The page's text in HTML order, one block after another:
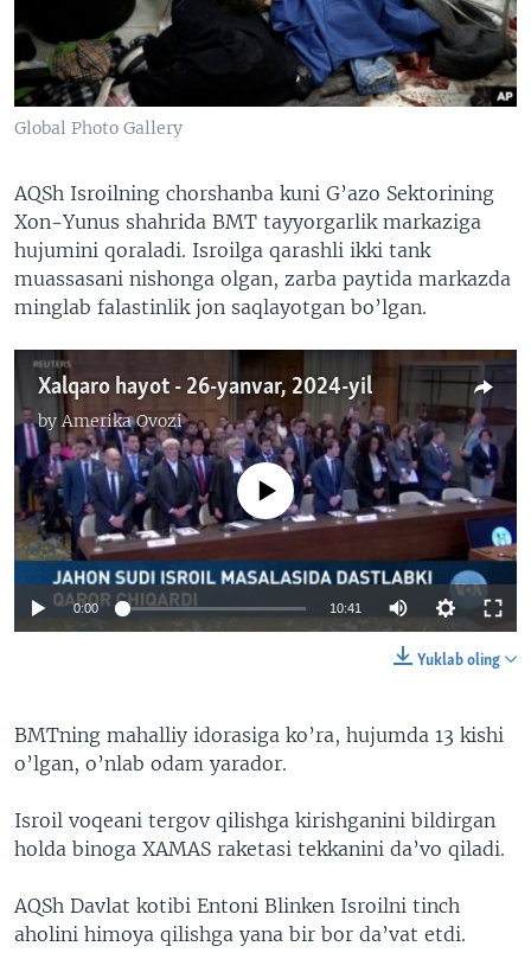
XABARLAR SURATLARDA
ODNOKLASSNIKI
TELEGRAM
TWITTER
Global Photo Gallery
AQSh Isroilning chorshanba kuni G’azo Sektorining
Xon-Yunus shahrida BMT tayyorgarlik markaziga
hujumini qoraladi. Isroilga qarashli ikki tank
muassasani nishonga olgan, zarba paytida markazda
minglab falastinlik jon saqlayotgan bo’lgan.
Xalqaro hayot - 26-yanvar, 2024-yil
by Amerika Ovozi
No media source currently available
0:00 10:41
Yuklab oling
BMTning mahalliy idorasiga ko’ra, hujumda 13 kishi
o’lgan, o’nlab odam yarador.
Isroil voqeani tergov qilishga kirishganini bildirgan
holda binoga XAMAS raketasi tekkanini da’vo qiladi.
AQSh Davlat kotibi Entoni Blinken Isroilni tinch
aholini himoya qilishga yana bir bor da’vat etdi.